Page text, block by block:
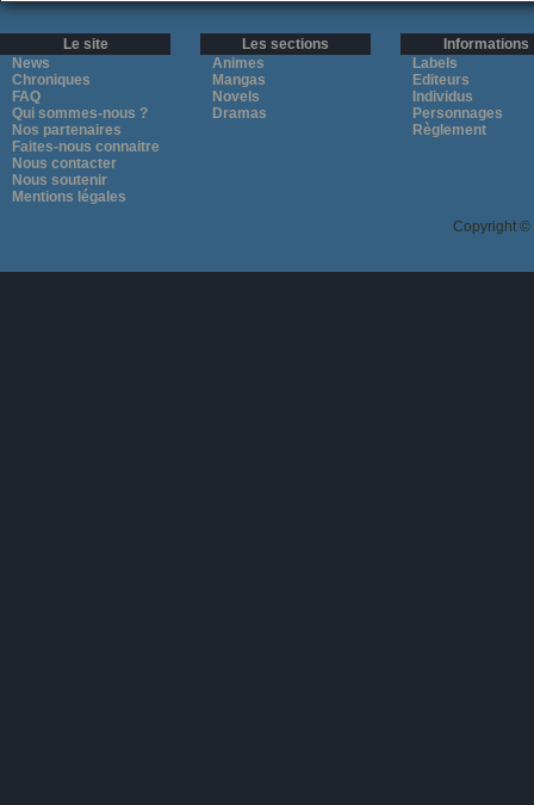
Le site
News
Chroniques
FAQ
Qui sommes-nous ?
Nos partenaires
Faites-nous connaitre
Nous contacter
Nous soutenir
Mentions légales
Les sections
Animes
Mangas
Novels
Dramas
Informations
Labels
Editeurs
Individus
Personnages
Règlement
Copyright ©